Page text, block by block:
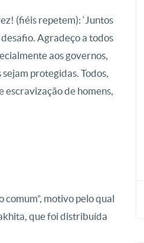
(fiéis repetem): ‘Juntos
Agradeço a todos
aos governos,
protegidas. Todos,
escravização de homens,
comum”, motivo pelo qual
que foi distribuída